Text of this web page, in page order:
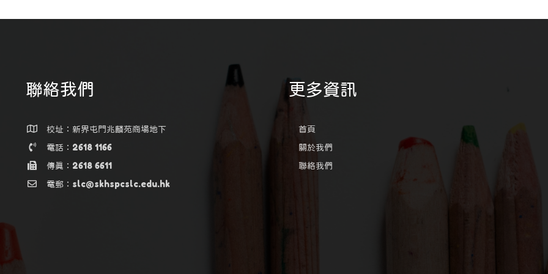
聯絡我們
校址：新界屯門兆麟苑商場地下
電話：2618 1166
傳真：2618 6611
電郵：slc@skhspcslc.edu.hk
更多資訊
首頁
關於我們
聯絡我們